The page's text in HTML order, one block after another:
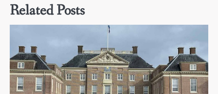
Related Posts